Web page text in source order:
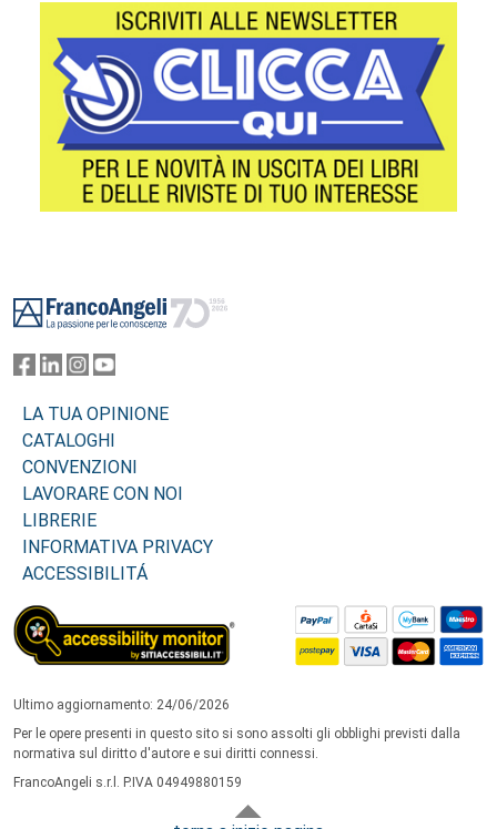
LA TUA OPINIONE
CATALOGHI
CONVENZIONI
LAVORARE CON NOI
LIBRERIE
INFORMATIVA PRIVACY
ACCESSIBILITÁ
Ultimo aggiornamento: 24/06/2026
Per le opere presenti in questo sito si sono assolti gli obblighi previsti dalla
normativa sul diritto d'autore e sui diritti connessi.
FrancoAngeli s.r.l. P.IVA 04949880159